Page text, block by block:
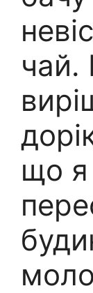
чай.
що я